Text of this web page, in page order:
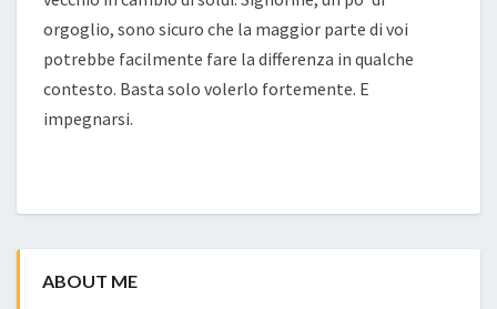
orgoglio, sono sicuro che la maggior parte di voi
potrebbe facilmente fare la differenza in qualche
contesto. Basta solo volerlo fortemente. E
impegnarsi.
ABOUT ME